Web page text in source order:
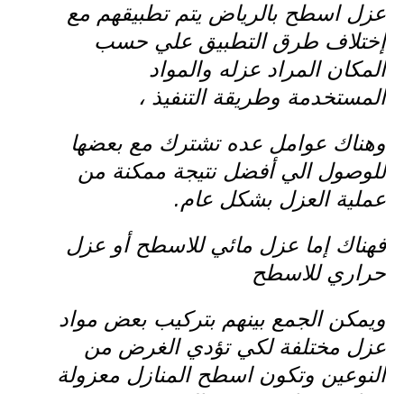
عزل اسطح بالرياض يتم تطبيقهم مع
إختلاف طرق التطبيق علي حسب
المكان المراد عزله والمواد
المستخدمة وطريقة التنفيذ ،
وهناك عوامل عده تشترك مع بعضها
للوصول الي أفضل نتيجة ممكنة من
عملية العزل بشكل عام.
فهناك إما عزل مائي للاسطح أو عزل
حراري للاسطح
ويمكن الجمع بينهم بتركيب بعض مواد
عزل مختلفة لكي تؤدي الغرض من
النوعين وتكون اسطح المنازل معزولة